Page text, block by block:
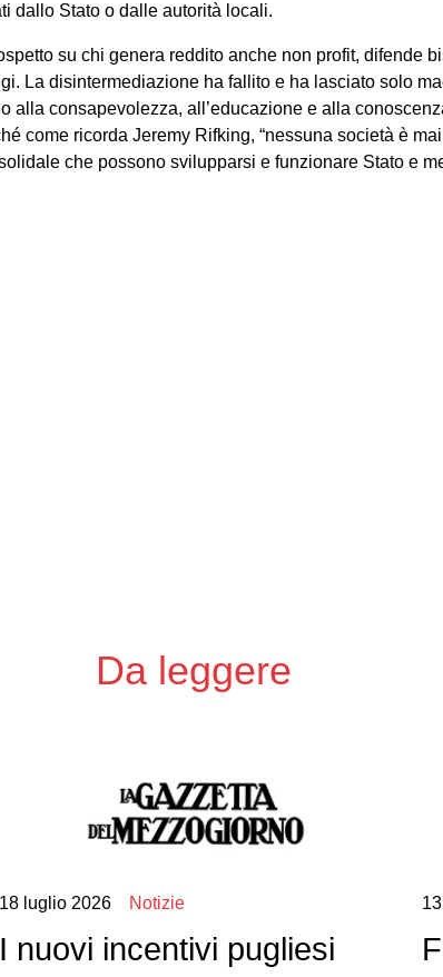
dallo Stato o dalle autorità locali.
su chi genera reddito anche non profit, difende
La disintermediazione ha fallito e ha lasciato solo
alla consapevolezza, all’educazione e alla
come ricorda Jeremy Rifking, “nessuna società è
che possono svilupparsi e funzionare Stato e
Da leggere
18 luglio 2026 Notizie
I nuovi incentivi pugliesi